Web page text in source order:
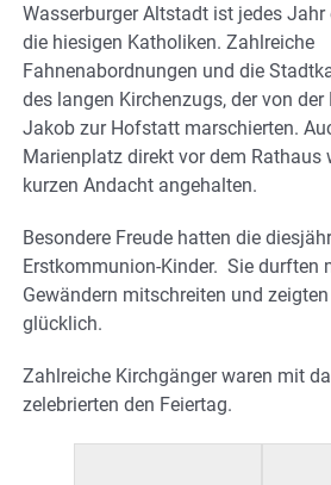
Wasserburger Altstadt ist jedes
die hiesigen Katholiken. Zahlreiche
Fahnenabordnungen und die
des langen Kirchenzugs, der von der
Jakob zur Hofstatt marschierten.
Marienplatz direkt vor dem Rathaus
kurzen Andacht angehalten.
Besondere Freude hatten die
Erstkommunion-Kinder. Sie durften
Gewändern mitschreiten und
glücklich.
Zahlreiche Kirchgänger waren mit
zelebrierten den Feiertag.